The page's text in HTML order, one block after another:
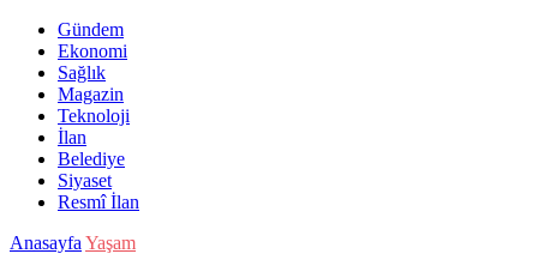
Gündem
Ekonomi
Sağlık
Magazin
Teknoloji
İlan
Belediye
Siyaset
Resmî İlan
Anasayfa Yaşam